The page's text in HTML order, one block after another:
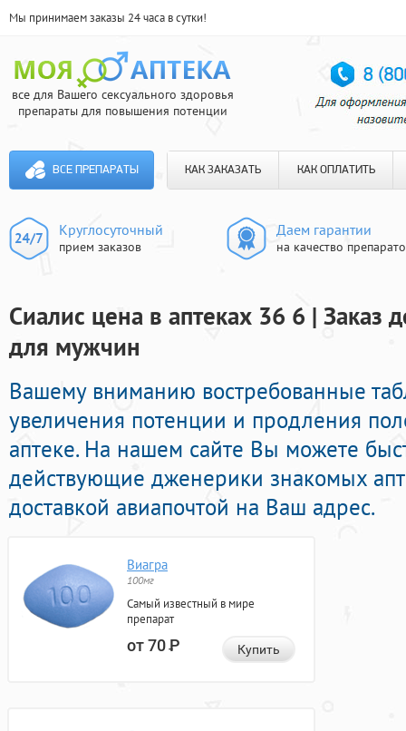
Мы принимаем заказы 24 часа в сутки!
все для Вашего сексуального здоровья
препараты для повышения потенции
ВСЕ ПРЕПАРАТЫ КАК ЗАКАЗАТЬ КАК ОПЛАТИТЬ
Круглосуточный
прием заказов
Даем гарантии
на качество
Сиалис цена в аптеках 36 6 | Заказ
для мужчин
Вашему вниманию востребованные
увеличения потенции и продления
аптеке. На нашем сайте Вы можете
действующие дженерики знакомых
доставкой авиапочтой на Ваш адрес.
Виагра
100мг
Самый известный в мире
препарат
от 70Р Купить